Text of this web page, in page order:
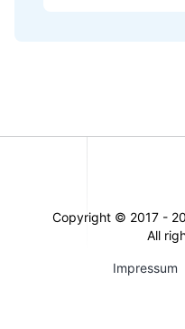
Copyright © 2017 -
All
Impressum